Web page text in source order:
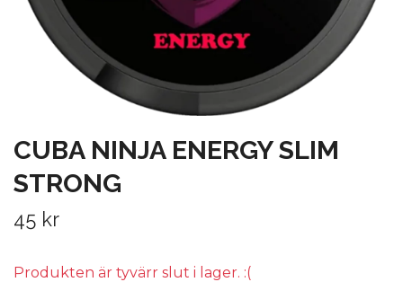
CUBA NINJA ENERGY SLIM
STRONG
45 kr
Produkten är tyvärr slut i lager. :(